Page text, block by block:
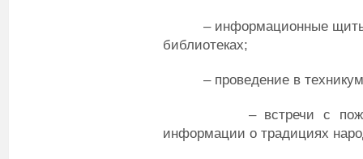
– информационные щиты,
библиотеках;
– проведение в техникуме
– встречи с пожилым
информации о традициях